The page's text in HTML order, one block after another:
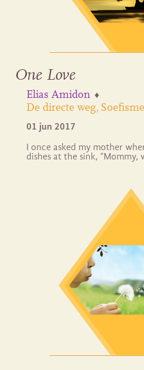
One Love
Elias Amidon
De directe weg Soefisme
01 jun 2017
I once asked my mother
dishes at the sink, “Mommy,